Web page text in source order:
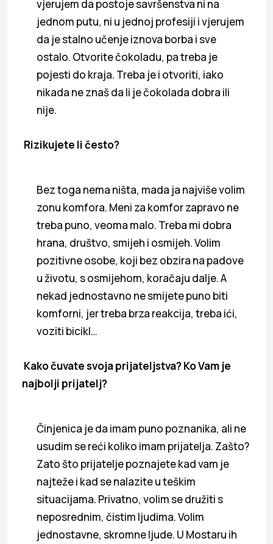
vjerujem da postoje savršenstva ni na
jednom putu, ni u jednoj profesiji i vjerujem
da je stalno učenje iznova borba i sve
ostalo. Otvorite čokoladu, pa treba je
pojesti do kraja. Treba je i otvoriti, iako
nikada ne znaš da li je čokolada dobra ili
nije.
Rizikujete li često?
Bez toga nema ništa, mada ja najviše volim
zonu komfora. Meni za komfor zapravo ne
treba puno, veoma malo. Treba mi dobra
hrana, društvo, smijeh i osmijeh. Volim
pozitivne osobe, koji bez obzira na padove
u životu, s osmijehom, koračaju dalje. A
nekad jednostavno ne smijete puno biti
komforni, jer treba brza reakcija, treba ići,
voziti bicikl…
Kako čuvate svoja prijateljstva? Ko Vam je
najbolji prijatelj?
Činjenica je da imam puno poznanika, ali ne
usudim se reći koliko imam prijatelja. Zašto?
Zato što prijatelje poznajete kad vam je
najteže i kad se nalazite u teškim
situacijama. Privatno, volim se družiti s
neposrednim, čistim ljudima. Volim
jednostavne, skromne ljude. U Mostaru ih